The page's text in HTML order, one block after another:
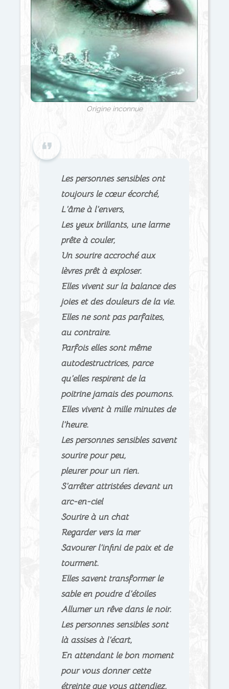
Origine inconnue
Les personnes sensibles ont
toujours le cœur écorché,
L’âme à l’envers,
Les yeux brillants, une larme
prête à couler,
Un sourire accroché aux
lèvres prêt à exploser.
Elles vivent sur la balance des
joies et des douleurs de la vie.
Elles ne sont pas parfaites,
au contraire.
Parfois elles sont même
autodestructrices, parce
qu’elles respirent de la
poitrine jamais des poumons.
Elles vivent à mille minutes de
l’heure.
Les personnes sensibles savent
sourire pour peu,
pleurer pour un rien.
S’arrêter attristées devant un
arc-en-ciel
Sourire à un chat
Regarder vers la mer
Savourer l’infini de paix et de
tourment.
Elles savent transformer le
sable en poudre d’étoiles
Allumer un rêve dans le noir.
Les personnes sensibles sont
là assises à l’écart,
En attendant le bon moment
pour vous donner cette
étreinte que vous attendiez.